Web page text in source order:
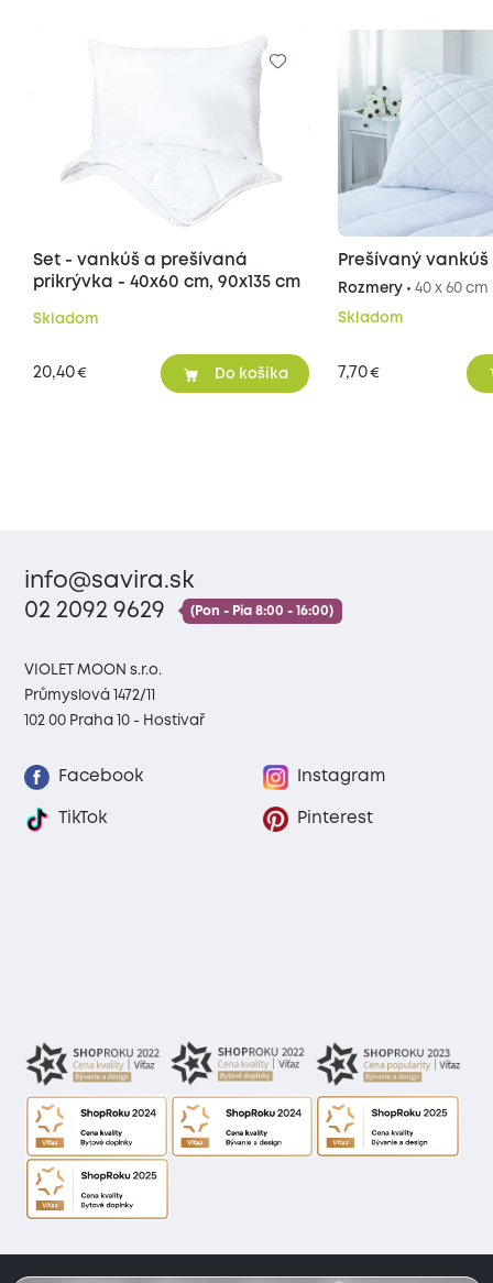
Set - vankúš a prešívaná
prikrývka - 40x60 cm, 90x135 cm
Skladom
20,40€ Do košíka
Prešívaný vankúš
Rozmery •40 x 60 cm
Skladom
7,70€
info@savira.sk
02 2092 9629
(Pon - Pia 8:00 - 16:00)
VIOLET MOON s.r.o.
Průmyslová 1472/11
102 00 Praha 10 - Hostivař
Facebook Instagram
TikTok Pinterest